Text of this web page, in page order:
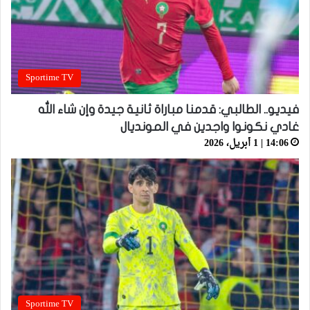
Sportime TV
فيديو.. الطالبي: قدمنا مباراة ثانية جيدة وإن شاء الله
غادي نكونوا واجدين في المونديال
14:06 | 1 أبريل، 2026
Sportime TV